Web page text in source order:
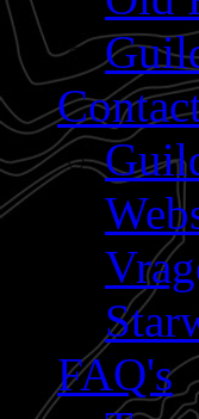
FAQ's